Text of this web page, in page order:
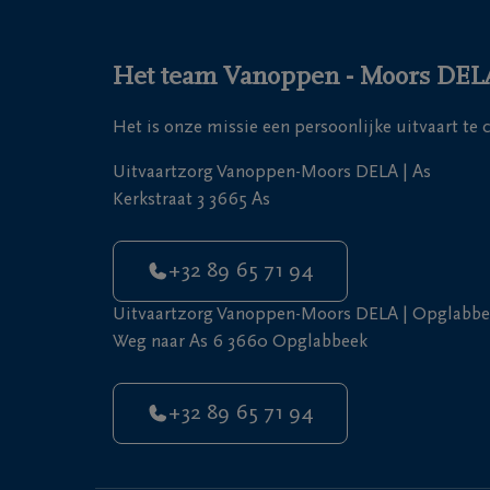
Het team Vanoppen - Moors
Het is onze missie een persoonlijke uitvaart te
Uitvaartzorg Vanoppen-Moors DELA | As
Kerkstraat 3 3665 As
+32 89 65 71 94
Uitvaartzorg Vanoppen-Moors DELA |
Weg naar As 6 3660 Opglabbeek
+32 89 65 71 94